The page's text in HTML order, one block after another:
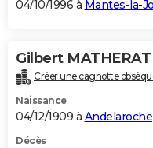
04/10/1996 à Mantes-la-
Gilbert MATHERAT
Créer une cagnotte
Naissance
04/12/1909 à Andelaroche
Décès